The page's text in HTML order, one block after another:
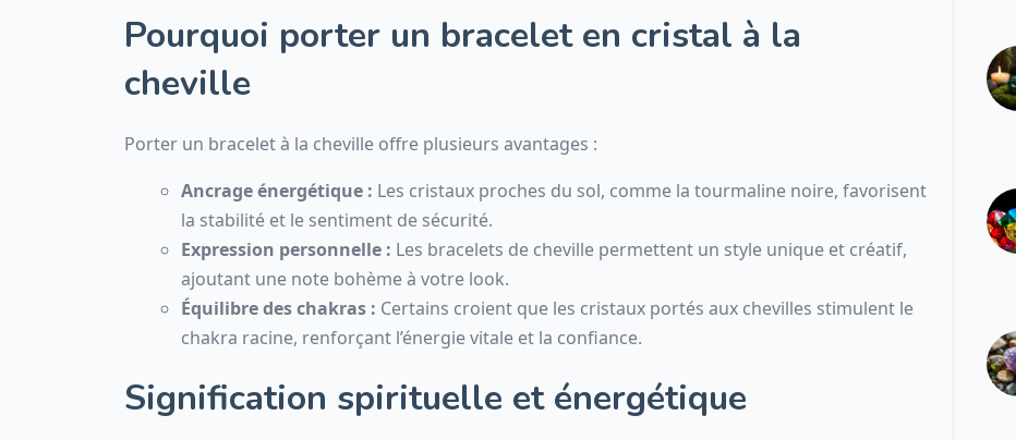
Pourquoi porter un bracelet en cristal à la
cheville
Porter un bracelet à la cheville offre plusieurs avantages :
Ancrage énergétique : Les cristaux proches du sol, comme la tourmaline noire, favorisent
la stabilité et le sentiment de sécurité.
Expression personnelle : Les bracelets de cheville permettent un style unique et créatif,
ajoutant une note bohème à votre look.
Équilibre des chakras : Certains croient que les cristaux portés aux chevilles stimulent le
chakra racine, renforçant l’énergie vitale et la confiance.
Signification spirituelle et énergétique